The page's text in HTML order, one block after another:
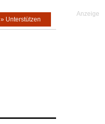
» Unterstützen